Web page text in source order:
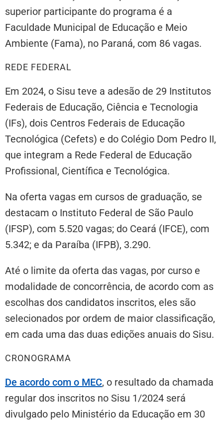
superior participante do programa é a
Faculdade Municipal de Educação e Meio
Ambiente (Fama), no Paraná, com 86 vagas.
REDE FEDERAL
Em 2024, o Sisu teve a adesão de 29 Institutos
Federais de Educação, Ciência e Tecnologia
(IFs), dois Centros Federais de Educação
Tecnológica (Cefets) e do Colégio Dom Pedro II,
que integram a Rede Federal de Educação
Profissional, Científica e Tecnológica.
Na oferta vagas em cursos de graduação, se
destacam o Instituto Federal de São Paulo
(IFSP), com 5.520 vagas; do Ceará (IFCE), com
5.342; e da Paraíba (IFPB), 3.290.
Até o limite da oferta das vagas, por curso e
modalidade de concorrência, de acordo com as
escolhas dos candidatos inscritos, eles são
selecionados por ordem de maior classificação,
em cada uma das duas edições anuais do Sisu.
CRONOGRAMA
De acordo com o MEC, o resultado da chamada
regular dos inscritos no Sisu 1/2024 será
divulgado pelo Ministério da Educação em 30